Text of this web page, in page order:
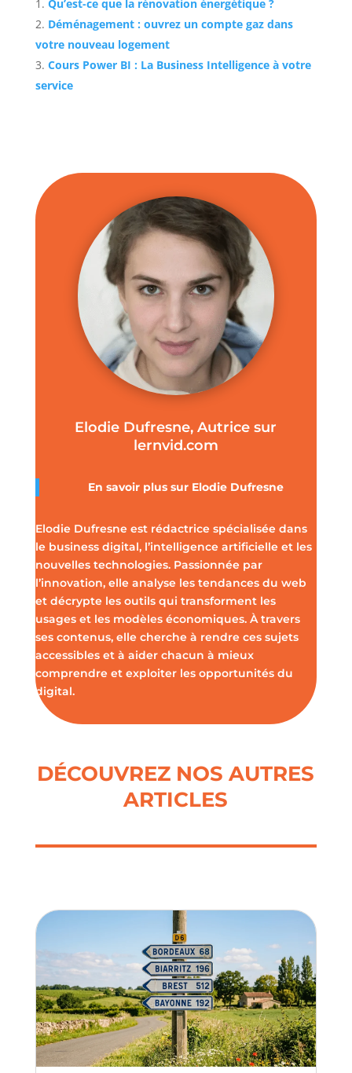
Qu’est-ce que la rénovation énergétique ?
Déménagement : ouvrez un compte gaz dans
votre nouveau logement
Cours Power BI : La Business Intelligence à votre
service
Elodie Dufresne, Autrice sur
lernvid.com
En savoir plus sur Elodie Dufresne
Elodie Dufresne est rédactrice spécialisée dans
le business digital, l’intelligence artificielle et les
nouvelles technologies. Passionnée par
l’innovation, elle analyse les tendances du web
et décrypte les outils qui transforment les
usages et les modèles économiques. À travers
ses contenus, elle cherche à rendre ces sujets
accessibles et à aider chacun à mieux
comprendre et exploiter les opportunités du
digital.
DÉCOUVREZ NOS AUTRES
ARTICLES